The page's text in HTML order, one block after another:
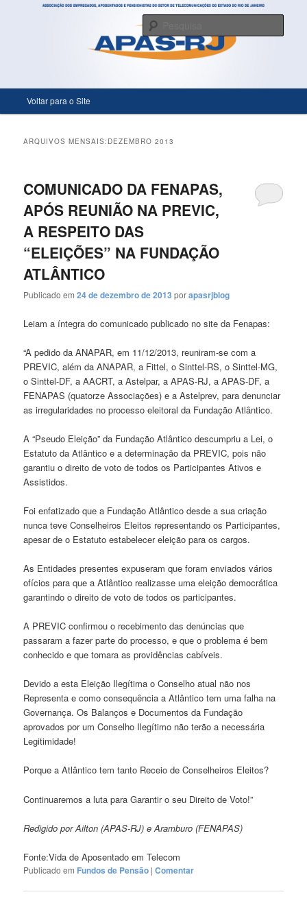
Só mais um site WordPress
Pular para o conteúdo principal
Pular para o conteúdo secundário
Voltar para o Site
ARQUIVOS MENSAIS: DEZEMBRO 2013
COMUNICADO DA FENAPAS,
APÓS REUNIÃO NA PREVIC,
A RESPEITO DAS
“ELEIÇÕES” NA FUNDAÇÃO
ATLÂNTICO
Publicado em24 de dezembro de 2013 porapasrjblog
Leiam a íntegra do comunicado publicado no site da Fenapas:
“A pedido da ANAPAR, em 11/12/2013, reuniram-se com a
PREVIC, além da ANAPAR, a Fittel, o Sinttel-RS, o Sinttel-MG,
o Sinttel-DF, a AACRT, a Astelpar, a APAS-RJ, a APAS-DF, a
FENAPAS (quatorze Associações) e a Astelprev, para denunciar
as irregularidades no processo eleitoral da Fundação Atlântico.
A “Pseudo Eleição” da Fundação Atlântico descumpriu a Lei, o
Estatuto da Atlântico e a determinação da PREVIC, pois não
garantiu o direito de voto de todos os Participantes Ativos e
Assistidos.
Foi enfatizado que a Fundação Atlântico desde a sua criação
nunca teve Conselheiros Eleitos representando os Participantes,
apesar de o Estatuto estabelecer eleição para os cargos.
As Entidades presentes expuseram que foram enviados vários
ofícios para que a Atlântico realizasse uma eleição democrática
garantindo o direito de voto de todos os participantes.
A PREVIC confirmou o recebimento das denúncias que
passaram a fazer parte do processo, e que o problema é bem
conhecido e que tomara as providências cabíveis.
Devido a esta Eleição Ilegítima o Conselho atual não nos
Representa e como consequência a Atlântico tem uma falha na
Governança. Os Balanços e Documentos da Fundação
aprovados por um Conselho Ilegítimo não terão a necessária
Legitimidade!
Porque a Atlântico tem tanto Receio de Conselheiros Eleitos?
Continuaremos a luta para Garantir o seu Direito de Voto!”
Redigido por Ailton (APAS-RJ) e Aramburo (FENAPAS)
Fonte:Vida de Aposentado em Telecom
Publicado em Fundos de Pensão |Comentar